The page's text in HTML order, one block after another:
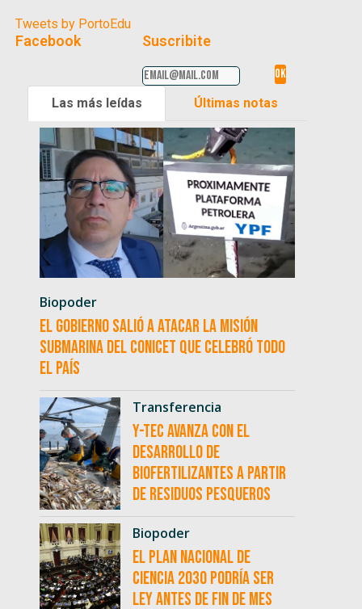
Tweets by PortoEdu
Facebook Suscribite
Las más leídas Últimas notas
Biopoder
El Gobierno salió a atacar la misión
submarina del CONICET que celebró todo
el país
Transferencia
Y-TEC avanza con el
desarrollo de
biofertilizantes a partir
de residuos pesqueros
Biopoder
El Plan Nacional de
Ciencia 2030 podría ser
ley antes de fin de mes